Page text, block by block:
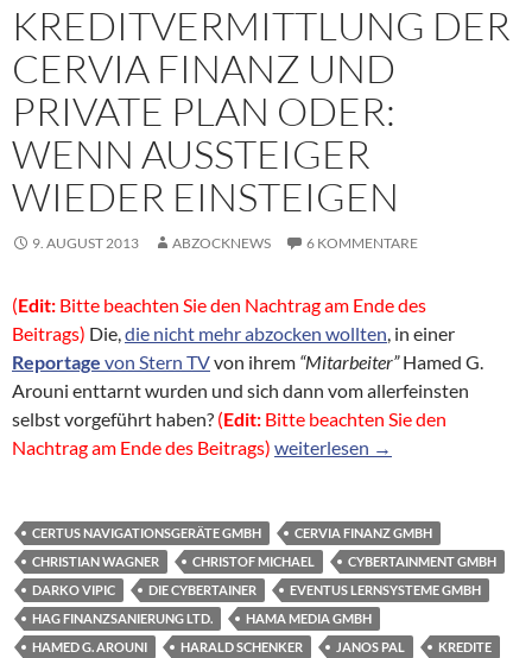
KREDITVERMITTLUNG DER
CERVIA FINANZ UND
PRIVATE PLAN ODER:
WENN AUSSTEIGER
WIEDER EINSTEIGEN
9. AUGUST 2013 ABZOCKNEWS 6 KOMMENTARE
(Edit: Bitte beachten Sie den Nachtrag am Ende des
Beitrags) Die,die nicht mehr abzocken wollten, in einer
Reportage von Stern TVvon ihrem “Mitarbeiter”Hamed G.
Arouni enttarnt wurden und sich dann vom allerfeinsten
selbst vorgeführt haben? (Edit: Bitte beachten Sie den
Nachtrag am Ende des Beitrags) Kreditvermittlung der Cervia
weiterlesen →
CERTUS NAVIGATIONSGERÄTE GMBH
CERVIA FINANZ GMBH
CHRISTIAN WAGNER
CHRISTOF MICHAEL
CYBERTAINMENT GMBH
DARKO VIPIC
DIE CYBERTAINER
EVENTUS LERNSYSTEME GMBH
HAG FINANZSANIERUNG LTD.
HAMA MEDIA GMBH
HAMED G. AROUNI
HARALD SCHENKER JANOS PAL KREDITE